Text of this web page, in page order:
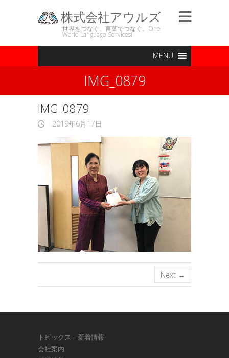
株式会社アウルズ
世界をつなぐ、言葉でつなぐ。One
World Language Services!
MENU
IMG_0879
IMG_0879
2019年6月17日
Next →
トピックス – 新着情報
会社案内